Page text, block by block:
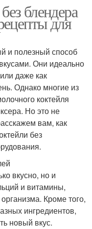
блендера
для
и полезный способ
Они идеально
даже как
Однако многие из
коктейля
Но это не
вам, как
без
вкусно, но и
и витамины,
Кроме того,
ингредиентов,
новый вкус.